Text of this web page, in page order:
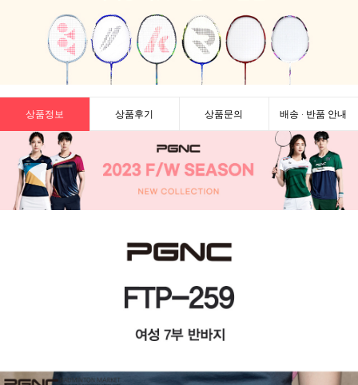
상품정보 상품후기 상품문의 배송 · 반품 안내